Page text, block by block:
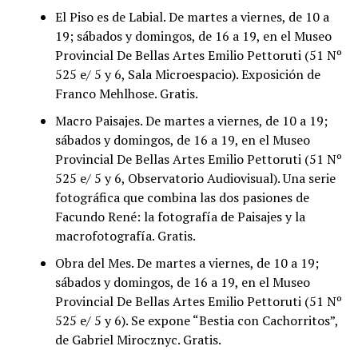
El Piso es de Labial. De martes a viernes, de 10 a
19; sábados y domingos, de 16 a 19, en el Museo
Provincial De Bellas Artes Emilio Pettoruti (51 Nº
525 e/ 5 y 6, Sala Microespacio). Exposición de
Franco Mehlhose. Gratis.
Macro Paisajes. De martes a viernes, de 10 a 19;
sábados y domingos, de 16 a 19, en el Museo
Provincial De Bellas Artes Emilio Pettoruti (51 Nº
525 e/ 5 y 6, Observatorio Audiovisual). Una serie
fotográfica que combina las dos pasiones de
Facundo René: la fotografía de Paisajes y la
macrofotografía. Gratis.
Obra del Mes. De martes a viernes, de 10 a 19;
sábados y domingos, de 16 a 19, en el Museo
Provincial De Bellas Artes Emilio Pettoruti (51 Nº
525 e/ 5 y 6). Se expone “Bestia con Cachorritos”,
de Gabriel Mirocznyc. Gratis.